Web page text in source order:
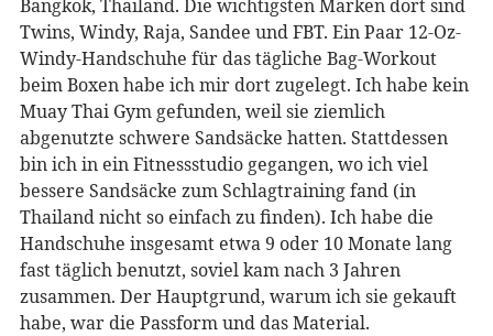
Bangkok, Thailand. Die wichtigsten Marken dort sind
Twins, Windy, Raja, Sandee und FBT. Ein Paar 12-Oz-
Windy-Handschuhe für das tägliche Bag-Workout
beim Boxen habe ich mir dort zugelegt. Ich habe kein
Muay Thai Gym gefunden, weil sie ziemlich
abgenutzte schwere Sandsäcke hatten. Stattdessen
bin ich in ein Fitnessstudio gegangen, wo ich viel
bessere Sandsäcke zum Schlagtraining fand (in
Thailand nicht so einfach zu finden). Ich habe die
Handschuhe insgesamt etwa 9 oder 10 Monate lang
fast täglich benutzt, soviel kam nach 3 ​​Jahren
zusammen. Der Hauptgrund, warum ich sie gekauft
habe, war die Passform und das Material.